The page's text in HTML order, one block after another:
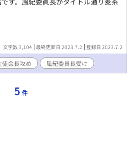
文字数 3,104 最終更新日 2023.7.2 登録日 2023.7.2
徒会長攻め 風紀委員長受け
5 件